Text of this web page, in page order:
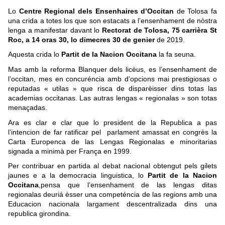
Lo Centre Regional dels Ensenhaires d’Occitan de Tolosa fa
una crida a totes los que son estacats a l’ensenhament de nòstra
lenga a manifestar davant lo Rectorat de Tolosa, 75 carrièra St
Roc, a 14 oras 30, lo dimecres 30 de genierde 2019.
Aquesta crida lo Partit de la Nacion Occitana la fa seuna.
Mas amb la reforma Blanquer dels licèus, es l’ensenhament de
l’occitan, mes en concuréncia amb d’opcions mai prestigiosas o
reputadas « utilas » que risca de disparèisser dins totas las
academias occitanas. Las autras lengas « regionalas » son totas
menaçadas.
Ara es clar e clar que lo president de la Republica a pas
l’intencion de far ratificar pel parlament amassat en congrès la
Carta Europenca de las Lengas Regionalas e minoritarias
signada a minimà per França en 1999.
Per contribuar en partida al debat nacional obtengut pels gilets
jaunes e a la democracia linguistica, lo Partit de la Nacion
Occitana,pensa que l’ensenhament de las lengas ditas
regionalas deuriá èsser una competéncia de las regions amb una
Educacion nacionala largament descentralizada dins una
republica girondina.